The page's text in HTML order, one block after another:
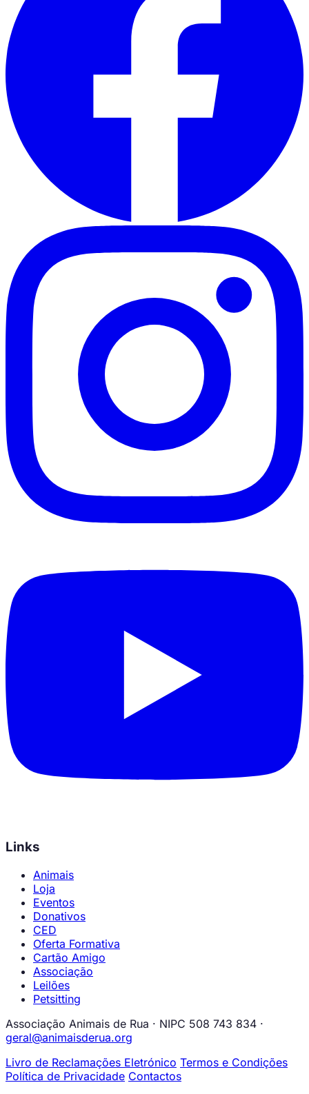
Links
Animais
Loja
Eventos
Donativos
CED
Oferta Formativa
Cartão Amigo
Associação
Leilões
Petsitting
Associação Animais de Rua · NIPC 508 743 834 ·
geral@animaisderua.org
Livro de Reclamações Eletrónico Termos e Condições
Política de Privacidade Contactos